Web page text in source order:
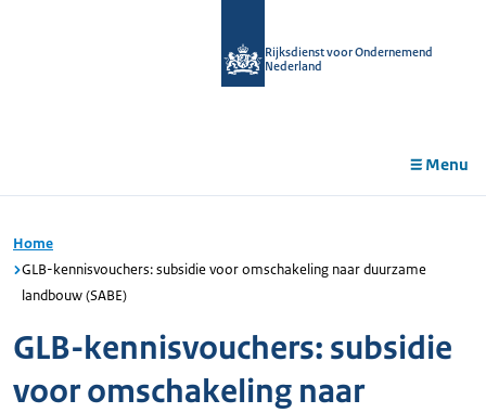
Rijksdienst voor Ondernemend
Nederland
Menu
Home
GLB-kennisvouchers: subsidie voor omschakeling naar duurzame
landbouw (SABE)
GLB-kennisvouchers: subsidie
voor omschakeling naar